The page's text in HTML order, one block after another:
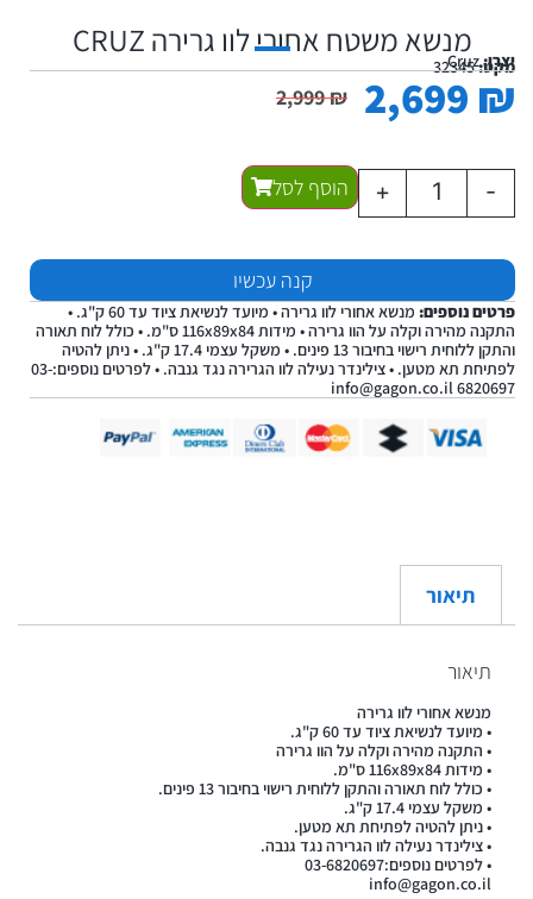
מנשא משטח אחורי לוו גרירה CRUZ
יצרן:Cruzמקט:32345
2,999₪ 2,699 ₪
-
+ הוסף לסל
קנה עכשיו
פרטים נוספים:
מנשא אחורי לוו גרירה • מיועד לנשיאת ציוד עד 60 ק"ג. •
התקנה מהירה וקלה על הוו גרירה • מידות 116x89x84 ס"מ. • כולל לוח תאורה
והתקן ללוחית רישוי בחיבור 13 פינים. • משקל עצמי 17.4 ק"ג. • ניתן להטיה
לפתיחת תא מטען. • צילינדר נעילה לוו הגרירה נגד גנבה. • לפרטים נוספים:03-
6820697
info@gagon.co.il
תיאור
תיאור
מנשא אחורי לוו גרירה
• מיועד לנשיאת ציוד עד 60 ק"ג.
• התקנה מהירה וקלה על הוו גרירה
• מידות 116x89x84 ס"מ.
• כולל לוח תאורה והתקן ללוחית רישוי בחיבור 13 פינים.
• משקל עצמי 17.4 ק"ג.
• ניתן להטיה לפתיחת תא מטען.
• צילינדר נעילה לוו הגרירה נגד גנבה.
• לפרטים נוספים:03-6820697
info@gagon.co.il